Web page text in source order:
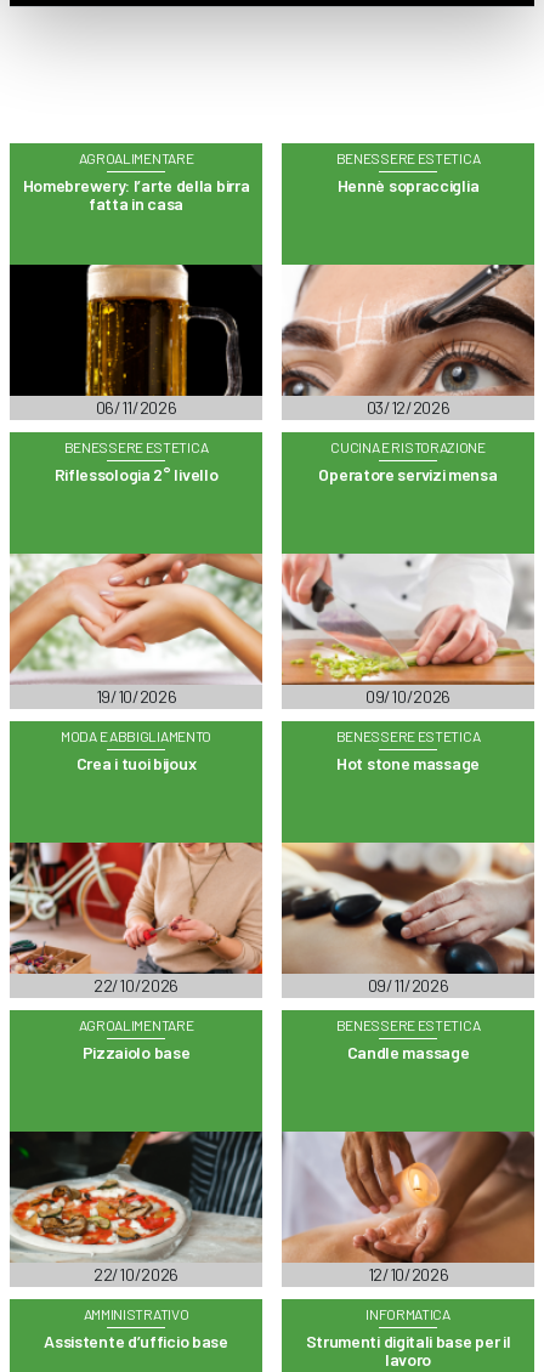
AGROALIMENTARE
Homebrewery: l’arte della birra
fatta in casa
06/11/2026
BENESSERE ESTETICA
Hennè sopracciglia
03/12/2026
BENESSERE ESTETICA
Riflessologia 2° livello
19/10/2026
CUCINA E RISTORAZIONE
Operatore servizi mensa
09/10/2026
MODA E ABBIGLIAMENTO
Crea i tuoi bijoux
22/10/2026
BENESSERE ESTETICA
Hot stone massage
09/11/2026
AGROALIMENTARE
Pizzaiolo base
22/10/2026
BENESSERE ESTETICA
Candle massage
12/10/2026
AMMINISTRATIVO
Assistente d’ufficio base
INFORMATICA
Strumenti digitali base per il
lavoro